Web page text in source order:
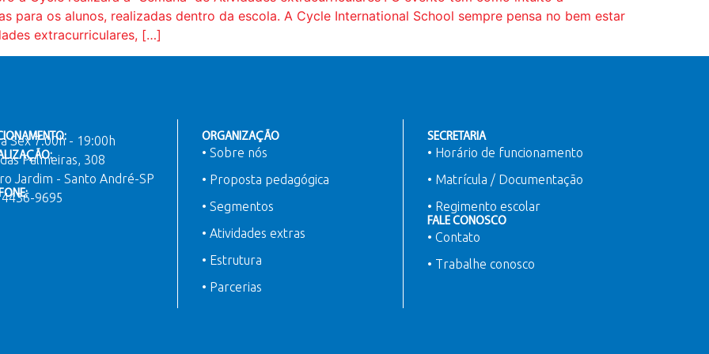
para os alunos, realizadas dentro da escola. A Cycle International School sempre pensa no bem estar
extracurriculares, […]
Sex 7:00h - 19:00h
Palmeiras, 308
Jardim - Santo André-SP
9695
ORGANIZAÇÃO
• Sobre nós
• Proposta pedagógica
• Segmentos
• Atividades extras
• Estrutura
• Parcerias
SECRETARIA
• Horário de funcionamento
• Matrícula / Documentação
• Regimento escolar
FALE CONOSCO
• Contato
• Trabalhe conosco